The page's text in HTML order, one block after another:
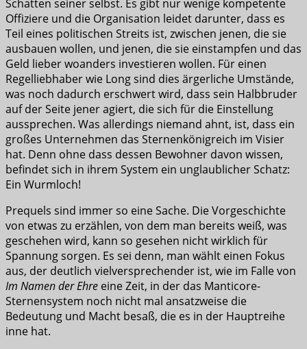
Schatten seiner selbst. Es gibt nur wenige kompetente
Offiziere und die Organisation leidet darunter, dass es
Teil eines politischen Streits ist, zwischen jenen, die sie
ausbauen wollen, und jenen, die sie einstampfen und das
Geld lieber woanders investieren wollen. Für einen
Regelliebhaber wie Long sind dies ärgerliche Umstände,
was noch dadurch erschwert wird, dass sein Halbbruder
auf der Seite jener agiert, die sich für die Einstellung
aussprechen. Was allerdings niemand ahnt, ist, dass ein
großes Unternehmen das Sternenkönigreich im Visier
hat. Denn ohne dass dessen Bewohner davon wissen,
befindet sich in ihrem System ein unglaublicher Schatz:
Ein Wurmloch!
Prequels sind immer so eine Sache. Die Vorgeschichte
von etwas zu erzählen, von dem man bereits weiß, was
geschehen wird, kann so gesehen nicht wirklich für
Spannung sorgen. Es sei denn, man wählt einen Fokus
aus, der deutlich vielversprechender ist, wie im Falle von
Im Namen der Ehre eine Zeit, in der das Manticore-
Sternensystem noch nicht mal ansatzweise die
Bedeutung und Macht besaß, die es in der Hauptreihe
inne hat.